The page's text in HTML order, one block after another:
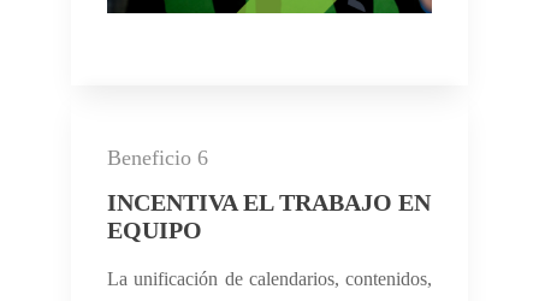
Beneficio 6
INCENTIVA EL TRABAJO EN
EQUIPO
La unificación de calendarios, contenidos,